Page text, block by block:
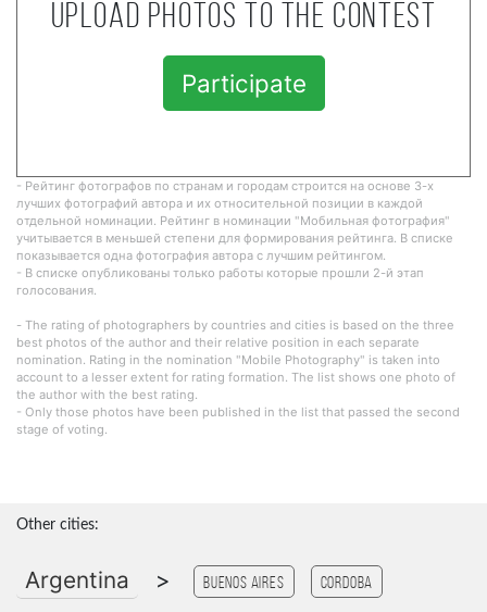
Upload photos to the contest
Participate
- Рейтинг фотографов по странам и городам строится на основе 3-х
лучших фотографий автора и их относительной позиции в каждой
отдельной номинации. Рейтинг в номинации "Мобильная фотография"
учитывается в меньшей степени для формирования рейтинга. В списке
показывается одна фотография автора с лучшим рейтингом.
- В списке опубликованы только работы которые прошли 2-й этап
голосования.
- The rating of photographers by countries and cities is based on the three
best photos of the author and their relative position in each separate
nomination. Rating in the nomination "Mobile Photography" is taken into
account to a lesser extent for rating formation. The list shows one photo of
the author with the best rating.
- Only those photos have been published in the list that passed the second
stage of voting.
Other cities:
Argentina > Buenos Aires Cordoba